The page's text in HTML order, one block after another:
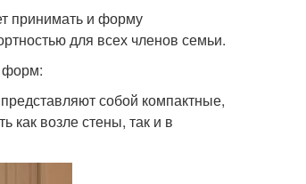
принимать и форму
для всех членов семьи.
форм:
собой компактные,
как возле стены, так и в